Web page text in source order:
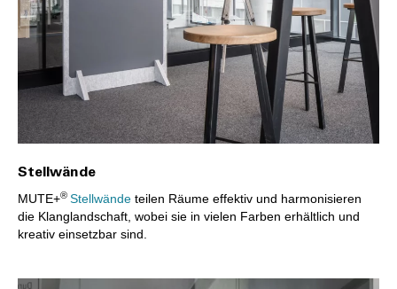
Stellwände
MUTE+® Stellwände teilen Räume effektiv und harmonisieren
die Klanglandschaft, wobei sie in vielen Farben erhältlich und
kreativ einsetzbar sind.